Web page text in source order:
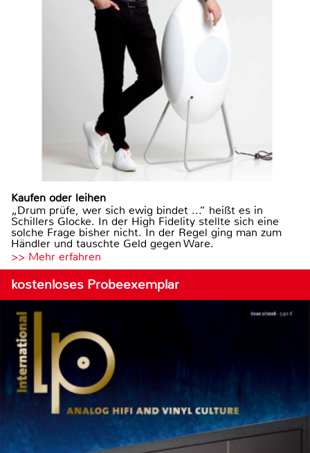
Kaufen oder leihen
„Drum prüfe, wer sich ewig bindet ...“ heißt es in
Schillers Glocke. In der High Fidelity stellte sich eine
solche Frage bisher nicht. In der Regel ging man zum
Händler und tauschte Geld gegen Ware.
>> Mehr erfahren
kostenloses Probeexemplar